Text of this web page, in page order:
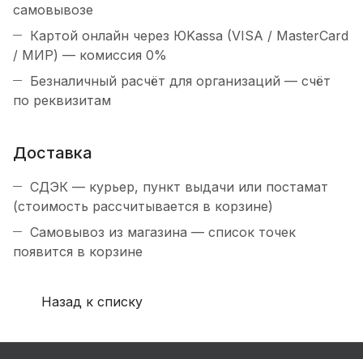
самовывозе
Картой онлайн через ЮKassa (VISA / MasterCard
/ МИР) — комиссия 0%
Безналичный расчёт для организаций — счёт
по реквизитам
Доставка
СДЭК — курьер, пункт выдачи или постамат
(стоимость рассчитывается в корзине)
Самовывоз из магазина — список точек
появится в корзине
Назад к списку